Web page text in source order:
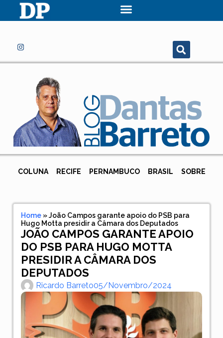
COLUNA RECIFE PERNAMBUCO BRASIL SOBRE
Home»João Campos garante apoio do PSB para
Hugo Motta presidir a Câmara dos Deputados
JOÃO CAMPOS GARANTE APOIO
DO PSB PARA HUGO MOTTA
PRESIDIR A CÂMARA DOS
DEPUTADOS
Ricardo Barreto05/novembro/2024